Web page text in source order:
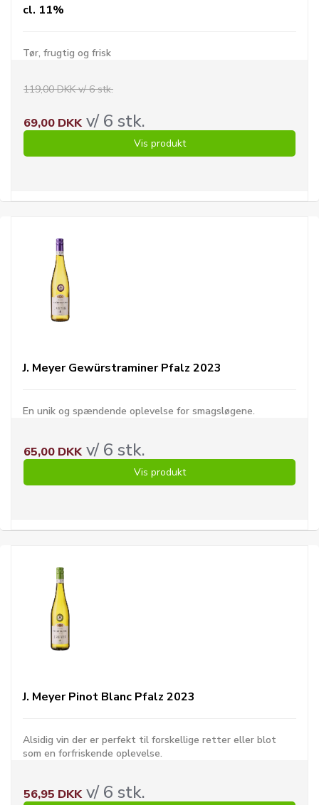
cl. 11%
Tør, frugtig og frisk
119,00 DKK v/ 6 stk.
69,00 DKKv/ 6 stk.
Vis produkt
J. Meyer Gewürstraminer Pfalz 2023
En unik og spændende oplevelse for smagsløgene.
65,00 DKKv/ 6 stk.
Vis produkt
J. Meyer Pinot Blanc Pfalz 2023
Alsidig vin der er perfekt til forskellige retter eller blot
som en forfriskende oplevelse.
56,95 DKKv/ 6 stk.